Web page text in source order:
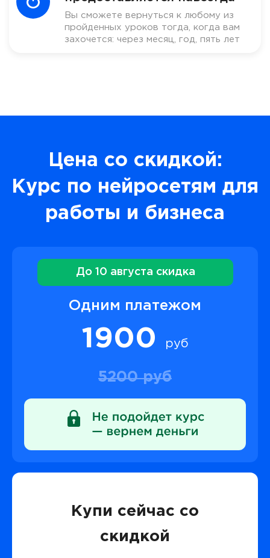
Вы сможете вернуться к любому из
пройденных уроков тогда, когда вам
захочется: через месяц, год, пять лет
Цена со скидкой:
Курс по нейросетям для
работы и бизнеса
До 10 августа скидка
Одним платежом
1900 руб
5200 руб
Купи сейчас со
скидкой